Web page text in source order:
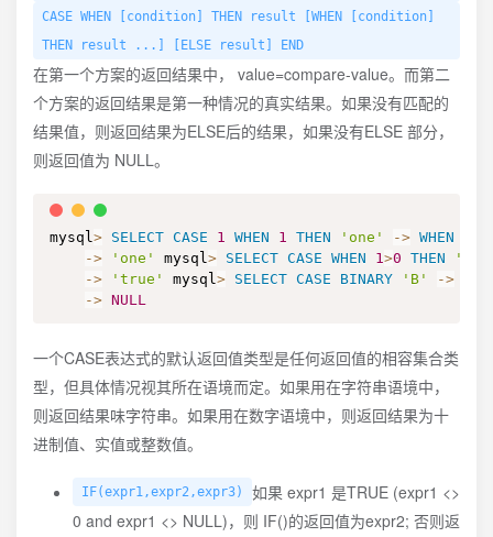
CASE WHEN [condition] THEN result [WHEN [condition]
THEN result ...] [ELSE result] END
在第一个方案的返回结果中， value=compare-value。而第二
个方案的返回结果是第一种情况的真实结果。如果没有匹配的
结果值，则返回结果为ELSE后的结果，如果没有ELSE 部分，
则返回值为 NULL。
mysql> SELECT CASE 1 WHEN 1 THEN 'one' -> WHEN
-> 'one' mysql> SELECT CASE WHEN 1>0 THEN
-> 'true' mysql> SELECT CASE BINARY 'B' ->
-> NULL
一个CASE表达式的默认返回值类型是任何返回值的相容集合类
型，但具体情况视其所在语境而定。如果用在字符串语境中，
则返回结果味字符串。如果用在数字语境中，则返回结果为十
进制值、实值或整数值。
IF(expr1,expr2,expr3)
如果 expr1 是TRUE (expr1 <>
0 and expr1 <> NULL)，则 IF()的返回值为expr2; 否则返